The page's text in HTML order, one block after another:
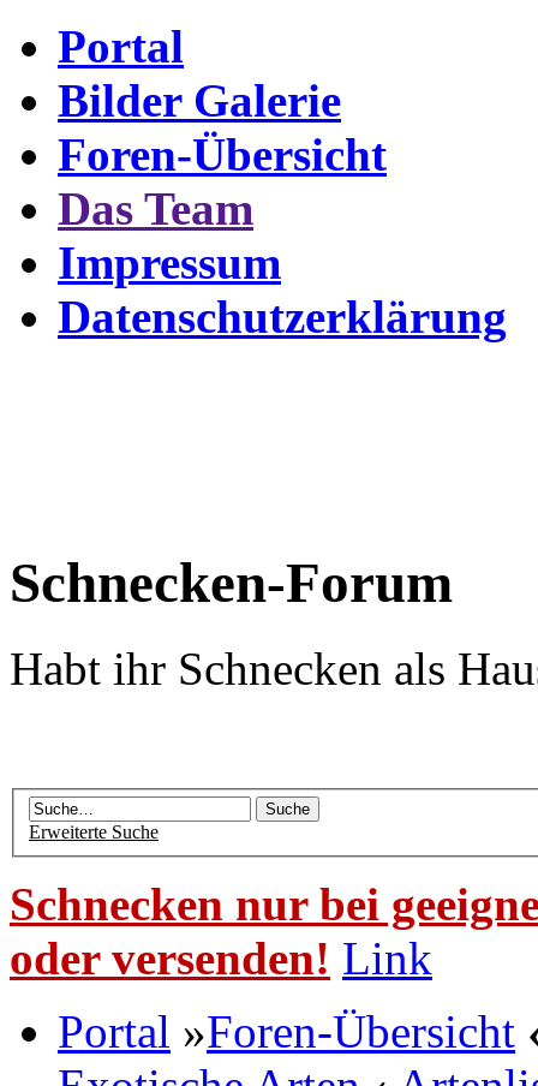
Portal
Bilder Galerie
Foren-Übersicht
Das Team
Impressum
Datenschutzerklärung
Schnecken-Forum
Habt ihr Schnecken als
Erweiterte Suche
Schnecken nur bei
oder versenden! Link
Portal »Foren-Übersicht